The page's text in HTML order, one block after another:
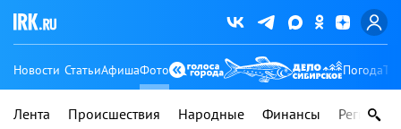
Новости СтатьиАфишаФото Погода
Лента Происшествия Народные Финансы Регионы